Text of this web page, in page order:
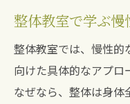
整体教室で学ぶ
整体教室では、慢性的
向けた具体的なアプロ
なぜなら、整体は身体